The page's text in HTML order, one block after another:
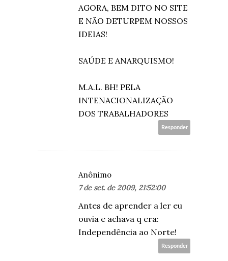
AGORA, BEM DITO NO SITE
E NÃO DETURPEM NOSSOS
IDEIAS!
SAÚDE E ANARQUISMO!
M.A.L. BH! PELA
INTENACIONALIZAÇÃO
DOS TRABALHADORES
Responder
Anônimo
7 de set. de 2009, 21:52:00
Antes de aprender a ler eu
ouvia e achava q era:
Independência ao Norte!
Responder